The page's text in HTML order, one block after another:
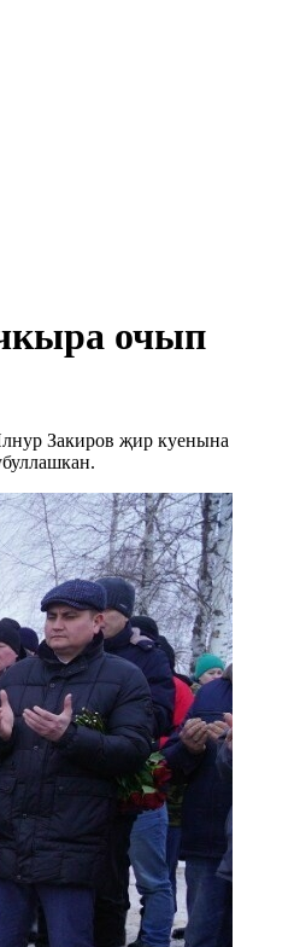
очып
Закиров җир куенына